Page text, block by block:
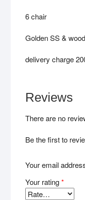
6 chair
Golden SS &
delivery charge
Reviews
There are no
Be the first to
Your email
Your rating*